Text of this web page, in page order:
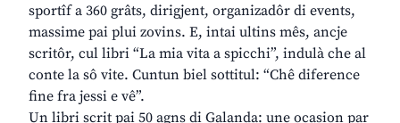
sportîf a 360 grâts, dirigjent, organizadôr di events,
massime pai plui zovins. E, intai ultins mês, ancje
scritôr, cul libri “La mia vita a spicchi”, indulà che al
conte la sô vite. Cuntun biel sottitul: “Chê diference
fine fra jessi e vê”.
Un libri scrit pai 50 agns di Galanda: une ocasion par